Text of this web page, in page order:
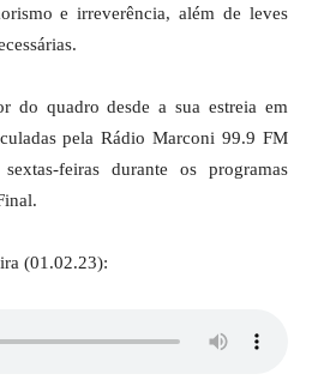
e irreverência, além de leves
do quadro desde a sua estreia em
pela Rádio Marconi 99.9 FM
feiras durante os programas
(01.02.23):